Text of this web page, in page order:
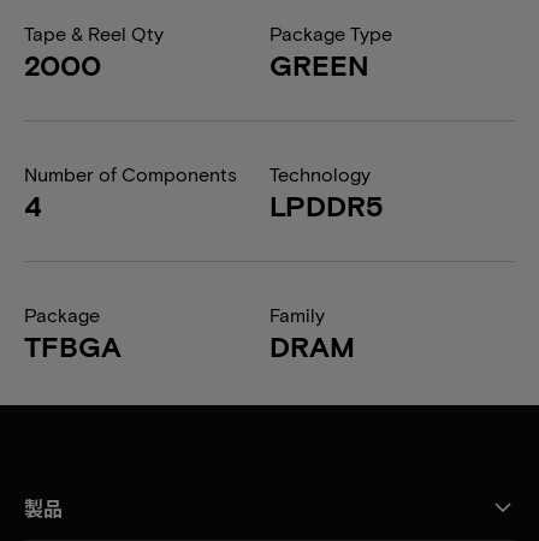
Tape & Reel Qty
2000
Package Type
GREEN
Number of Components
4
Technology
LPDDR5
Package
TFBGA
Family
DRAM
製品